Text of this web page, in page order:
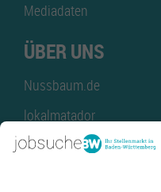
Mediadaten
ÜBER UNS
Nussbaum.de
lokalmatador
kaufinBW